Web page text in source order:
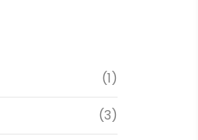
(1)
(3)